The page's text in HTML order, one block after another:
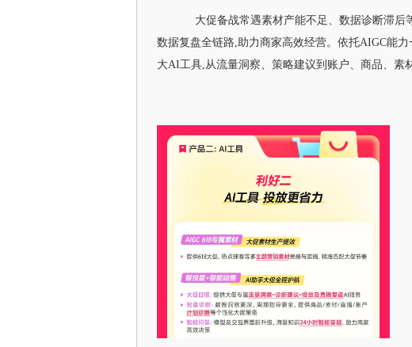
大促备战常遇素材产能不足、数据诊断滞后
数据复盘全链路,助力商家高效经营。依托AIGC能
大AI工具,从流量洞察、策略建议到账户、商品、素